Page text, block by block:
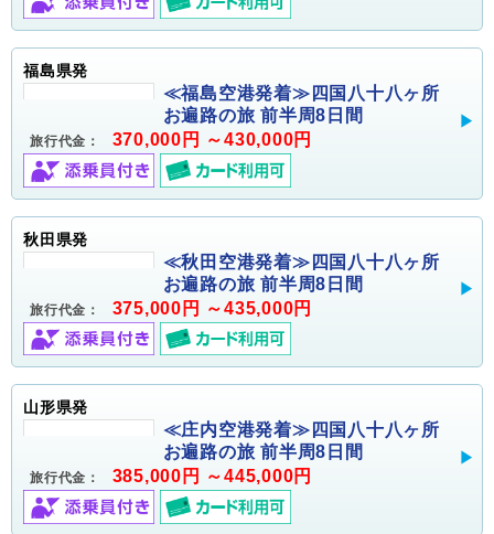
福島県発
≪福島空港発着≫四国八十八ヶ所
お遍路の旅 前半周8日間
旅行代金： 370,000円 ～430,000円
秋田県発
≪秋田空港発着≫四国八十八ヶ所
お遍路の旅 前半周8日間
旅行代金： 375,000円 ～435,000円
山形県発
≪庄内空港発着≫四国八十八ヶ所
お遍路の旅 前半周8日間
旅行代金： 385,000円 ～445,000円